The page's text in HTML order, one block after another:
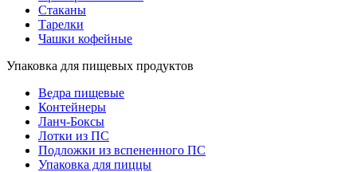
Стаканы
Тарелки
Чашки кофейные
Упаковка для пищевых продуктов
Ведра пищевые
Контейнеры
Ланч-Боксы
Лотки из ПС
Подложки из вспененного ПС
Упаковка для пиццы